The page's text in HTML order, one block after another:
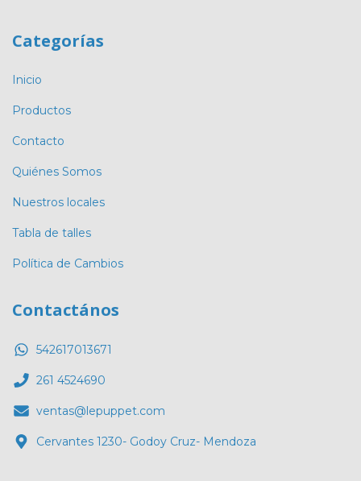
Categorías
Inicio
Productos
Contacto
Quiénes Somos
Nuestros locales
Tabla de talles
Política de Cambios
Contactános
542617013671
261 4524690
ventas@lepuppet.com
Cervantes 1230- Godoy Cruz- Mendoza